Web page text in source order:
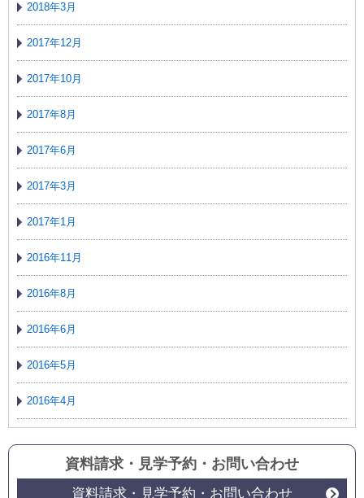
2018年3月
2017年12月
2017年10月
2017年8月
2017年6月
2017年3月
2017年1月
2016年11月
2016年8月
2016年6月
2016年5月
2016年4月
資料請求・見学予約 ・ お問い合わせ
資料請求・見学予約・お問い合わせ